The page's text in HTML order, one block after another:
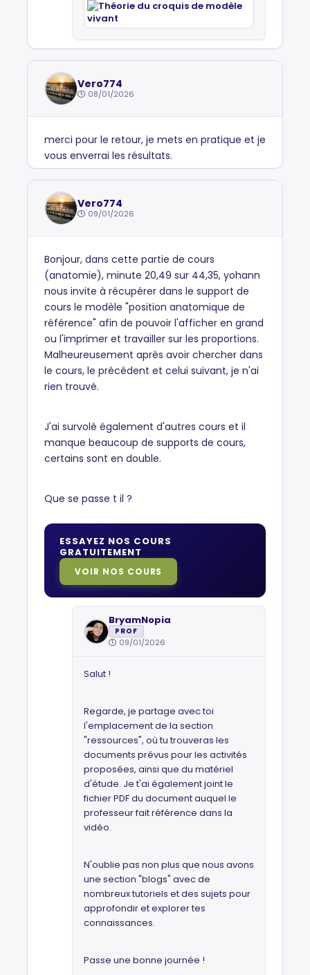
Vero774
08/01/2026
merci pour le retour, je mets en pratique et je
vous enverrai les résultats.
Vero774
09/01/2026
Bonjour, dans cette partie de cours
(anatomie), minute 20,49 sur 44,35, yohann
nous invite à récupérer dans le support de
cours le modèle "position anatomique de
référence" afin de pouvoir l'afficher en grand
ou l'imprimer et travailler sur les proportions.
Malheureusement après avoir chercher dans
le cours, le précédent et celui suivant, je n'ai
rien trouvé.
J'ai survolé également d'autres cours et il
manque beaucoup de supports de cours,
certains sont en double.
Que se passe t il ?
ESSAYEZ NOS COURS
GRATUITEMENT
VOIR NOS COURS
BryamNopia
PROF
09/01/2026
Salut !
Regarde, je partage avec toi
l'emplacement de la section
"ressources", où tu trouveras les
documents prévus pour les activités
proposées, ainsi que du matériel
d'étude. Je t'ai également joint le
fichier PDF du document auquel le
professeur fait référence dans la
vidéo.
N'oublie pas non plus que nous avons
une section "blogs" avec de
nombreux tutoriels et des sujets pour
approfondir et explorer tes
connaissances.
Passe une bonne journée !